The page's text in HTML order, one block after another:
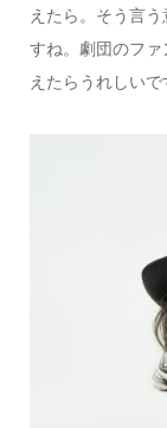
えたら。そう言
すね。劇団のフ
えたらうれしいで